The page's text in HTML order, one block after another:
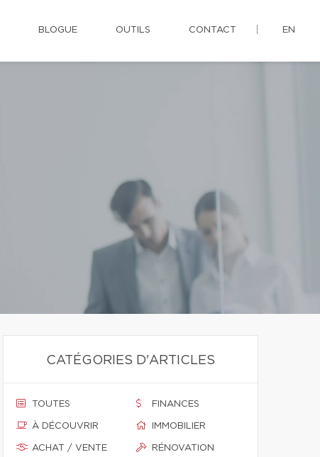
BLOGUE OUTILS CONTACT EN
CATÉGORIES D'ARTICLES
TOUTES
À DÉCOUVRIR
ACHAT / VENTE
FINANCES
IMMOBILIER
RÉNOVATION